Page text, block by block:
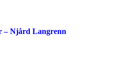
– Njård Langrenn